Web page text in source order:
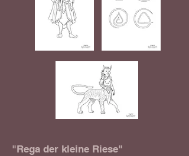
"Rega der kleine Riese"